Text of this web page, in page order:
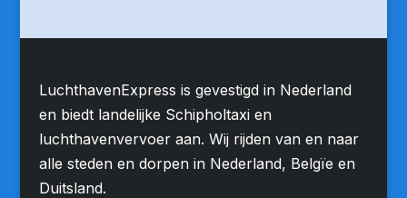
LuchthavenExpress is gevestigd in Nederland
en biedt landelijke Schipholtaxi en
luchthavenvervoer aan. Wij rijden van en naar
alle steden en dorpen in Nederland, Belgïe en
Duitsland.